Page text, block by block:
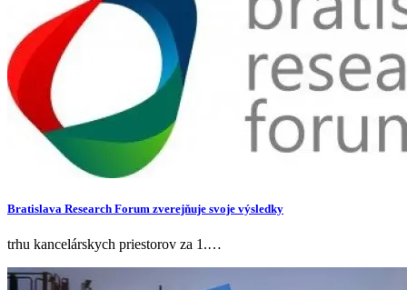
Bratislava Research Forum zverejňuje svoje výsledky
trhu kancelárskych priestorov za 1.…